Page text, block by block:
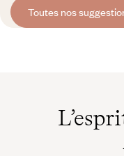
Toutes nos